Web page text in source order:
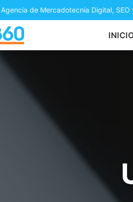
Agencia de Mercadotecnia Digital, SEO